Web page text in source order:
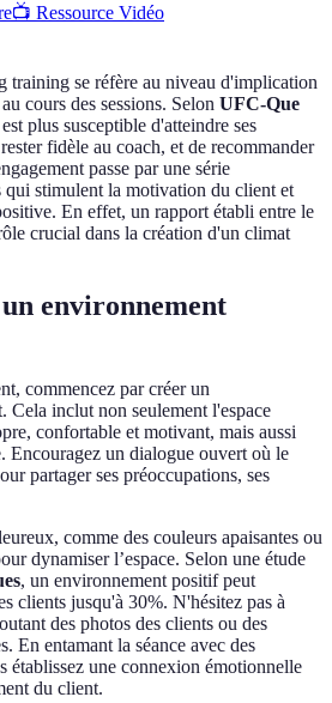
📺 Ressource Vidéo
training se réfère au niveau d'implication
cours des sessions. Selon UFC-Que
plus susceptible d'atteindre ses
fidèle au coach, et de recommander
passe par une série
qui stimulent la motivation du client et
En effet, un rapport établi entre le
crucial dans la création d'un climat
environnement
commencez par créer un
Cela inclut non seulement l'espace
confortable et motivant, mais aussi
Encouragez un dialogue ouvert où le
partager ses préoccupations, ses
comme des couleurs apaisantes ou
dynamiser l’espace. Selon une étude
, un environnement positif peut
clients jusqu'à 30%. N'hésitez pas à
des photos des clients ou des
En entamant la séance avec des
établissez une connexion émotionnelle
du client.